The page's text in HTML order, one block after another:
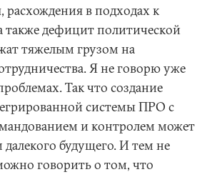
расхождения в подходах к
также дефицит политической
тяжелым грузом на
Я не говорю уже
Так что создание
системы ПРО с
и контролем может
далекого будущего. И тем не
говорить о том, что